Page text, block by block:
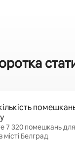
7 320 помешкань для
місті Белград